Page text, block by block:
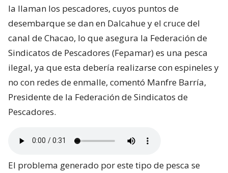
la llaman los pescadores, cuyos puntos de
desembarque se dan en Dalcahue y el cruce del
canal de Chacao, lo que asegura la Federación de
Sindicatos de Pescadores (Fepamar) es una pesca
ilegal, ya que esta debería realizarse con espineles y
no con redes de enmalle, comentó Manfre Barría,
Presidente de la Federación de Sindicatos de
Pescadores.
El problema generado por este tipo de pesca se